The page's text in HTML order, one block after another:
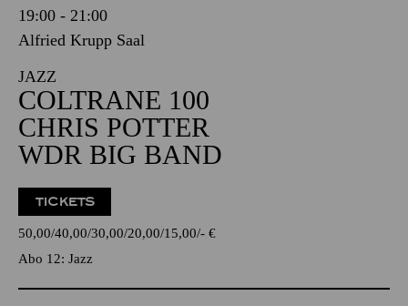
19:00 - 21:00
Alfried Krupp Saal
JAZZ
COLTRANE 100
CHRIS POTTER
WDR BIG BAND
TICKETS
50,00 40,00 30,00 20,00 15,00 - €
Abo 12: Jazz